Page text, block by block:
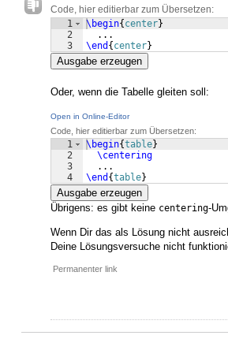
Code, hier editierbar zum Übersetzen:
1
2
3
\begin{ center}
  ...
\end { center}
Ausgabe erzeugen
Oder, wenn die Tabelle gleiten soll:
Open in Online-Editor
Code, hier editierbar zum Übersetzen:
1
2
3
4
\begin{table}
\centering
  ...
\end {table}
Ausgabe erzeugen
Übrigens: es gibt keine centering-
Wenn Dir das als Lösung nicht
Deine Lösungsversuche nicht
Permanenter link